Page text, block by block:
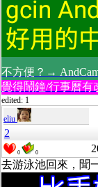
不方便？→
覺得鬧鐘/行事曆
edited: 1
eliu
2
0 0
去游泳池回來，聞